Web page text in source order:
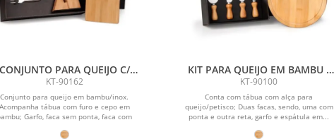
CONJUNTO PARA QUEIJO C/
EM BAMBU / INOX - 5 PÇS
KT-90162
Conjunto para queijo em bambu/inox.
Acompanha tábua com furo e cepo em
Garfo, faca sem ponta, faca com
KIT PARA QUEIJO EM BAMBU /
MADEIRA / INOX - 5 PÇS
KT-90100
Conta com tábua com alça para
queijo/petisco; Duas facas, sendo, uma com
ponta e outra reta, garfo e espátula em...